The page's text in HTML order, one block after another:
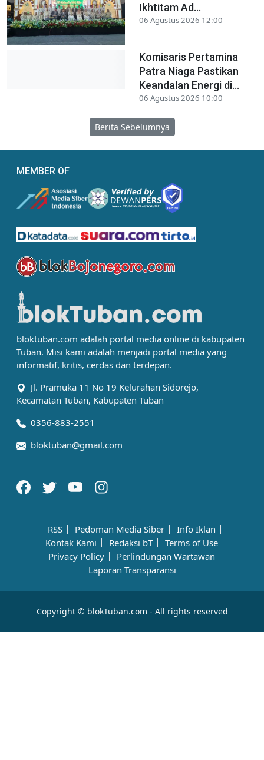
Ikhtitam Ad...
06 Agustus 2026 12:00
Komisaris Pertamina
Patra Niaga Pastikan
Keandalan Energi di...
06 Agustus 2026 10:00
Berita Sebelumnya
MEMBER OF
bloktuban.com adalah portal media online di kabupaten
Tuban. Misi kami adalah menjadi portal media yang
informatif, kritis, cerdas dan terdepan.
Jl. Pramuka 11 No 19 Kelurahan Sidorejo,
Kecamatan Tuban, Kabupaten Tuban
0356-883-2551
bloktuban@gmail.com
RSS Pedoman Media Siber
Info Iklan
Kontak Kami
Redaksi bT
Terms of Use
Privacy Policy
Perlindungan Wartawan
Laporan Transparansi
Copyright © blokTuban.com - All rights reserved